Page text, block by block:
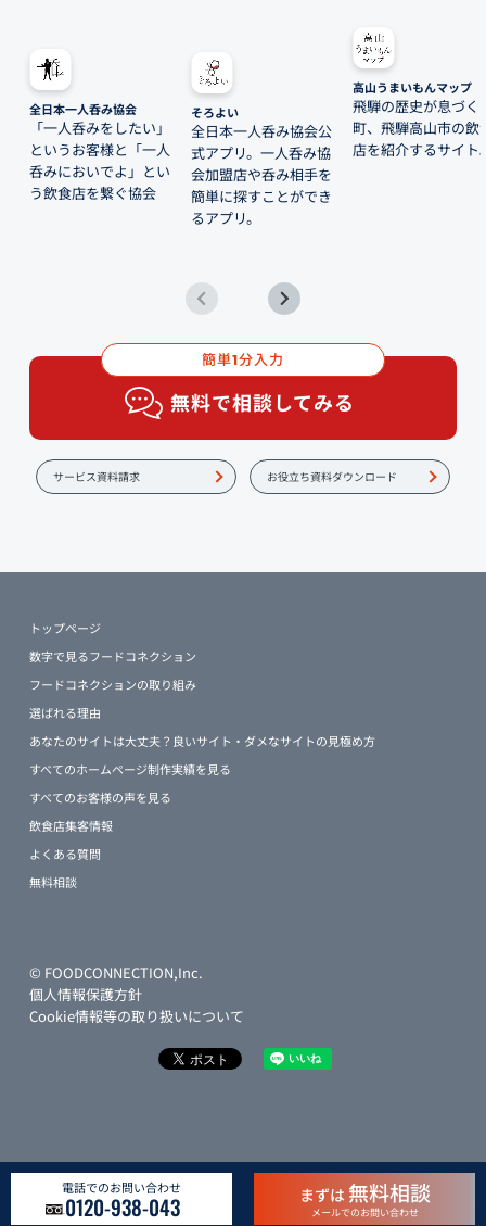
全日本一人呑み協会
「一人呑みをしたい」
というお客様と「一人
呑みにおいでよ」とい
う飲食店を繋ぐ協会
そろよい
全日本一人呑み協会公
式アプリ。一人呑み協
会加盟店や呑み相手を
簡単に探すことができ
るアプリ。
高山うまいもんマップ
飛騨の歴史が息づく
町、飛騨高山市の飲
店を紹介するサイト
簡単1分入力
無料で相談してみる
サービス資料請求 お役立ち資料ダウンロード
トップページ
数字で見るフードコネクション
フードコネクションの取り組み
選ばれる理由
あなたのサイトは大丈夫？良いサイト・ダメなサイトの見極め方
すべてのホームページ制作実績を見る
すべてのお客様の声を見る
飲食店集客情報
よくある質問
無料相談
© FOODCONNECTION,Inc.
個人情報保護方針
Cookie情報等の取り扱いについて
電話でのお問い合わせ
0120-938-043 まずは 無料相談
メールでのお問い合わせ